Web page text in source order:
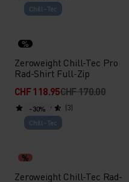
Chill-Tec
%
Zeroweight Chill-Tec Pro
Rad-Shirt Full-Zip
CHF 118.95CHF 170.00
(3)
-30%
Chill-Tec
%
Zeroweight Chill-Tec Rad-